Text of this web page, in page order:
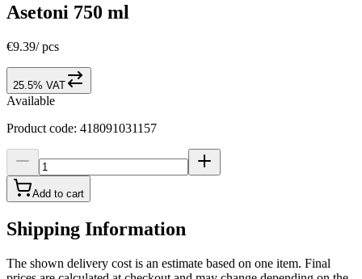
Asetoni 750 ml
€9.39/ pcs
25.5% VAT
Available
Product code: 418091031157
Add to cart
Shipping Information
The shown delivery cost is an estimate based on one item. Final